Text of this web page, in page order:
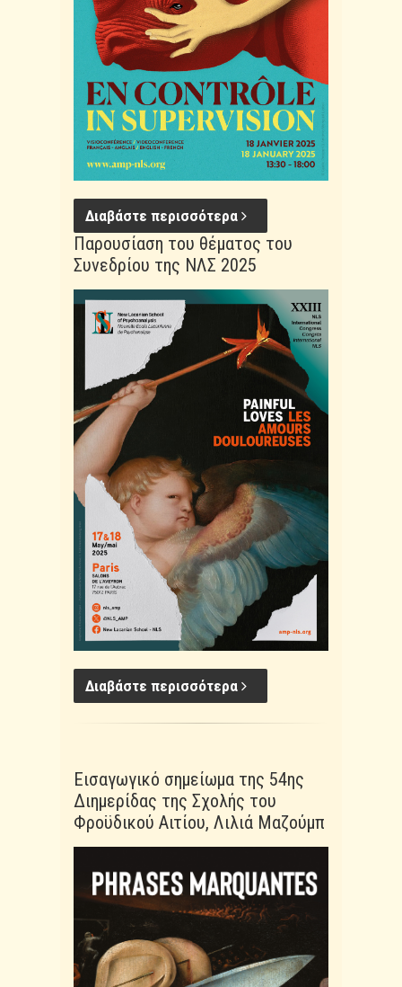
Διαβάστε περισσότερα
Παρουσίαση του θέματος του
Συνεδρίου της ΝΛΣ 2025
Διαβάστε περισσότερα
Εισαγωγικό σημείωμα της 54ης
Διημερίδας της Σχολής του
Φροϋδικού Αιτίου, Λιλιά Μαζούμπ